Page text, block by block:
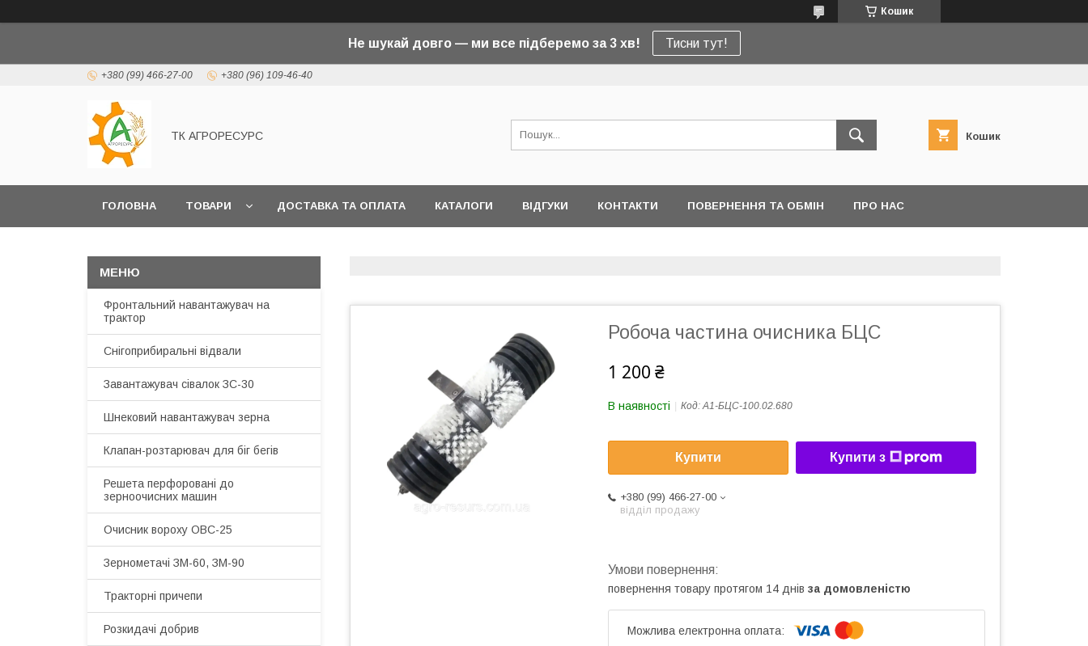
Кошик
Не шукай довго — ми все підберемо за 3 хв! Тисни тут!
+380 (99) 466-27-00 +380 (96) 109-46-40
ТК АГРОРЕСУРС Кошик
ГОЛОВНА ТОВАРИ ДОСТАВКА ТА ОПЛАТА КАТАЛОГИ ВІДГУКИ КОНТАКТИ ПОВЕРНЕННЯ ТА ОБМІН ПРО НАС
Робоча частина очисника БЦС
1 200 ₴
В наявності Код:А1-БЦС-100.02.680
Купити Купити з
+380 (99) 466-27-00
відділ продажу
повернення товару протягом 14 днів за домовленістю
Фронтальний навантажувач на
трактор
Снігоприбиральні відвали
Завантажувач сівалок ЗС-30
Шнековий навантажувач зерна
Клапан-розтарювач для біг бегів
Решета перфоровані до
зерноочисних машин
Очисник вороху ОВС-25
Зернометачі ЗМ-60, ЗМ-90
Тракторні причепи
Розкидачі добрив